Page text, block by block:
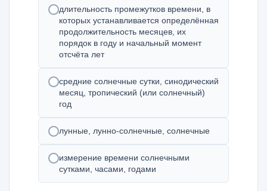
длительность промежутков времени, в
которых устанавливается определённая
продолжительность месяцев, их
порядок в году и начальный момент
отсчёта лет
средние солнечные сутки, синодический
месяц, тропический (или солнечный)
год
лунные, лунно-солнечные, солнечные
измерение времени солнечными
сутками, часами, годами